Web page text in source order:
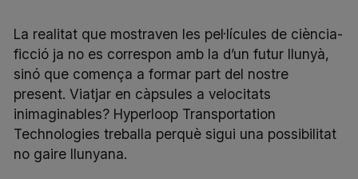
La realitat que mostraven les pel·lícules de ciència-
ficció ja no es correspon amb la d’un futur llunyà,
sinó que comença a formar part del nostre
present. Viatjar en càpsules a velocitats
inimaginables? Hyperloop Transportation
Technologies treballa perquè sigui una possibilitat
no gaire llunyana.